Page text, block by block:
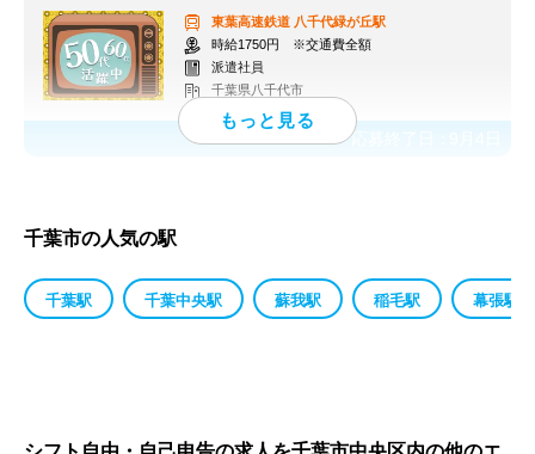
東葉高速鉄道 八千代緑が丘駅
時給1750円 ※交通費全額
派遣社員
千葉県八千代市
応募終了日：
千葉市の人気の駅
千葉駅 千葉中央駅 蘇我駅 稲毛駅 幕張駅